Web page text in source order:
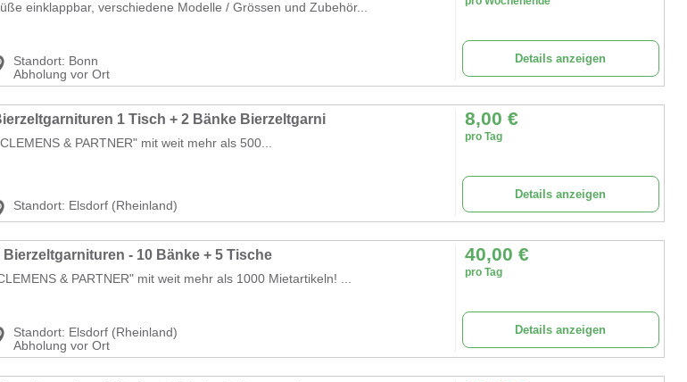
einklappbar, verschiedene Modelle / Grössen und Zubehör...
Standort: Bonn
Abholung vor Ort
Details anzeigen
1 Tisch + 2 Bänke Bierzeltgarni
& PARTNER" mit weit mehr als 500...
Standort: Elsdorf (Rheinland)
8,00 €
pro Tag
Details anzeigen
Bierzeltgarnituren - 10 Bänke + 5 Tische
& PARTNER" mit weit mehr als 1000 Mietartikeln! ...
Standort: Elsdorf (Rheinland)
Abholung vor Ort
40,00 €
pro Tag
Details anzeigen